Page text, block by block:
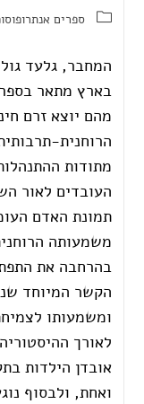
ספרים
המחבר, גלעד
בארץ מתאר
מהם יוצא זרם
הרוחנית-
מתודות
העובדים לאור
תמונת האדם
משמעותה
בהרחבה את
הקשר המיוחד
ומשמעותו
לאורך
אובדן הילדות
ואחת, ולבסוף